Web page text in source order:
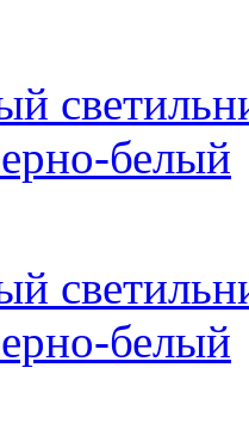
белый
белый